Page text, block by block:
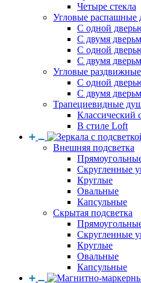
Четыре стекла
Угловые распашные
С одной
С двумя
С одной
С двумя
Угловые
С одной
С двумя
Трапециевидные
Классический
В стиле Loft
Внешняя подсветка
Скругленные
Круглые
Овальные
Капсульные
Скрытая подсветка
Скругленные
Круглые
Овальные
Капсульные